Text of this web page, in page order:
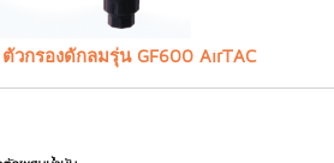
ตัวกรองดักลมรุ่น GF600 AirTAC